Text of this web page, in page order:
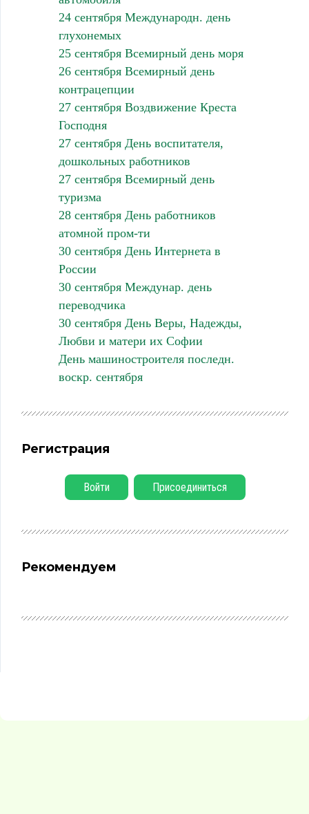
24 сентября Международн. день
глухонемых
25 сентября Всемирный день моря
26 сентября Всемирный день
контрацепции
27 сентября Воздвижение Креста
Господня
27 сентября День воспитателя,
дошкольных работников
27 сентября Всемирный день
туризма
28 сентября День работников
атомной пром-ти
30 сентября День Интернета в
России
30 сентября Междунар. день
переводчика
30 сентября День Веры, Надежды,
Любви и матери их Софии
День машиностроителя последн.
воскр. сентября
Регистрация
Войти Присоединиться
Рекомендуем